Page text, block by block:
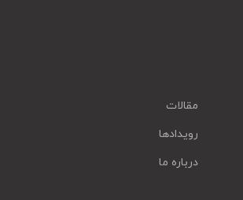
مقالات
رویدادها
درباره ما